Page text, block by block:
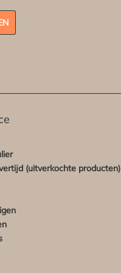
(uitverkochte producten)